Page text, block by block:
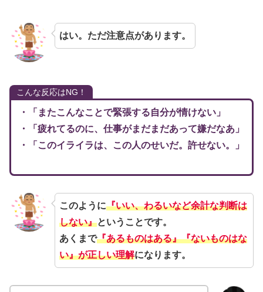
はい。ただ注意点があります。
こんな反応はNG！
・「またこんなことで緊張する自分が情けない」
・「疲れてるのに、仕事がまだまだあって嫌だなあ」
・「このイライラは、この人のせいだ。許せない。」
このように『いい、わるいなど余計な判断は
しない』ということです。
あくまで『あるものはある』『ないものはな
い』が正しい理解になります。